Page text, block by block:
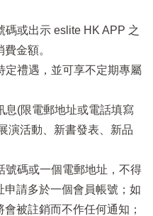
或出示 eslite HK APP 之
金額。
定禮遇，並可享不定期專屬
息(限電郵地址或電話填寫
演活動、新書發表、新品
號碼或一個電郵地址，不得
申請多於一個會員帳號；如
被註銷而不作任何通知；